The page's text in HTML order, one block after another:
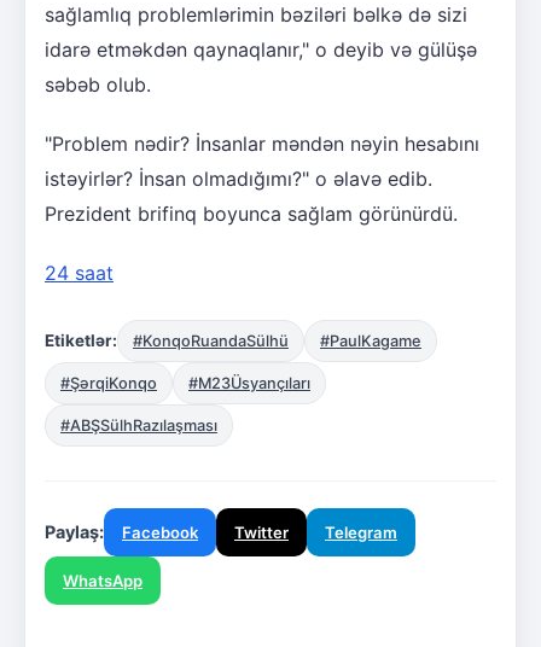
sağlamlıq problemlərimin bəziləri bəlkə də sizi
idarə etməkdən qaynaqlanır," o deyib və gülüşə
səbəb olub.
"Problem nədir? İnsanlar məndən nəyin hesabını
istəyirlər? İnsan olmadığımı?" o əlavə edib.
Prezident brifinq boyunca sağlam görünürdü.
24 saat
Etiketlər: #KonqoRuandaSülhü #PaulKagame
#ŞərqiKonqo #M23Üsyançıları
#ABŞSülhRazılaşması
Paylaş: Facebook Twitter Telegram
WhatsApp